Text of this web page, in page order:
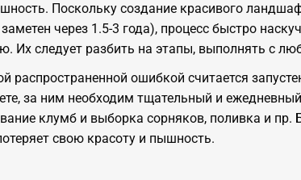
Поскольку создание красивого
через 1.5-3 года), процесс быстро
Их следует разбить на этапы, выполнять с
распространенной ошибкой считается
за ним необходим тщательный и
клумб и выборка сорняков, поливка и
свою красоту и пышность.